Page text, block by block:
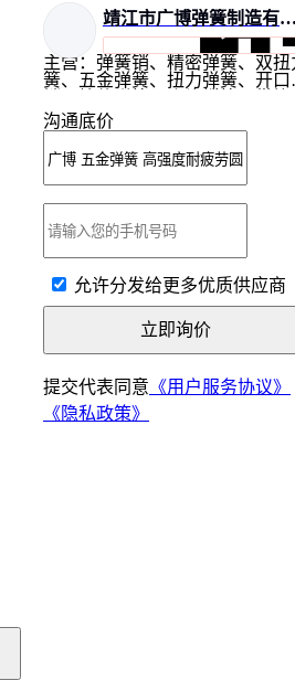
靖江市广博弹簧制造
主营：弹簧销、精密弹簧、双扭
簧、五金弹簧、扭力弹簧、开口
簧、异形弹簧、扭转弹簧、压缩
簧、扁线弹簧、螺旋弹簧、宝塔
簧、模具弹簧、碟形弹簧、压力
簧、卷发条弹簧、不锈钢弹簧、
雷销卡簧、不锈钢拉簧、镀金拉
弹簧、镀铬镀金拉手、扭转涡卷
簧
沟通底价
允许分发给更多优质供应商
立即询价
提交代表同意 《用户服务协议》
《隐私政策》